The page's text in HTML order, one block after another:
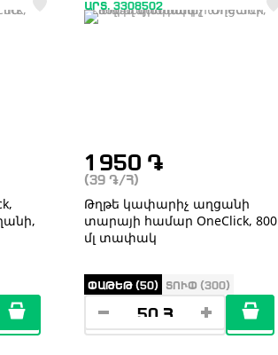
ԱՐՏ. 3308502
1 950 ֏
(39 ֏ /Հ)
Թղթե կափարիչ աղցանի
տարայի համար OneClick, 800
մլ տափակ
ՓԱԹԵԹ (50) ՏՈՒՓ (300)